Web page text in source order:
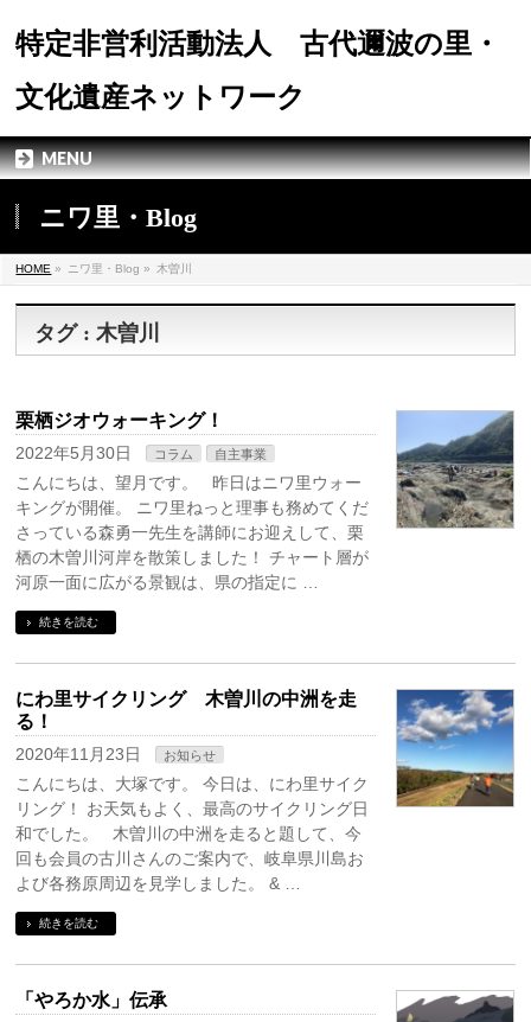
特定非営利活動法人 古代邇波の里・
文化遺産ネットワーク
MENU
ニワ里・Blog
HOME » ニワ里・Blog » 木曽川
タグ : 木曽川
栗栖ジオウォーキング！
2022年5月30日 コラム 自主事業
こんにちは、望月です。 昨日はニワ里ウォー
キングが開催。 ニワ里ねっと理事も務めてくだ
さっている森勇一先生を講師にお迎えして、栗
栖の木曽川河岸を散策しました！ チャート層が
河原一面に広がる景観は、県の指定に …
続きを読む
にわ里サイクリング 木曽川の中洲を走
る！
2020年11月23日 お知らせ
こんにちは、大塚です。 今日は、にわ里サイク
リング！ お天気もよく、最高のサイクリング日
和でした。 木曽川の中洲を走ると題して、今
回も会員の古川さんのご案内で、岐阜県川島お
よび各務原周辺を見学しました。 & …
続きを読む
「やろか水」伝承